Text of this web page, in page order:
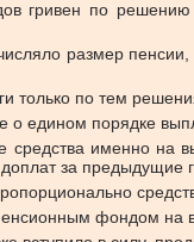
гривен по
размер
только по тем
о едином порядке
средства именно
за предыдущие
фондом на